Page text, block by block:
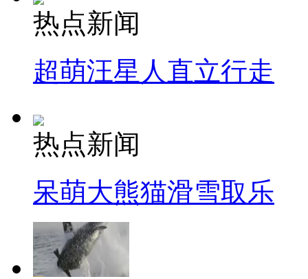
热点新闻
超萌汪星人直立行走
热点新闻
呆萌大熊猫滑雪取乐